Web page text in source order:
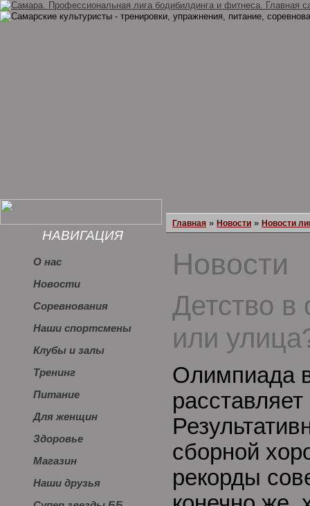
НАВИГАЦИЯ
О нас
Новости
Соревнования
Наши спортсмены
Клубы и залы
Тренинг
Питание
Для женщин
Здоровье
Магазин
Наши друзья
Главная » Новости » Новости
Новости
Детство в
или
Олимпиада
сборной
рекорды